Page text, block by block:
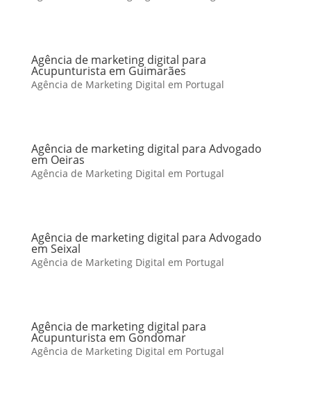
Agência de marketing digital para
Acupunturista em Guimarães
Agência de Marketing Digital em Portugal
Agência de marketing digital para Advogado
em Oeiras
Agência de Marketing Digital em Portugal
Agência de marketing digital para Advogado
em Seixal
Agência de Marketing Digital em Portugal
Agência de marketing digital para
Acupunturista em Gondomar
Agência de Marketing Digital em Portugal